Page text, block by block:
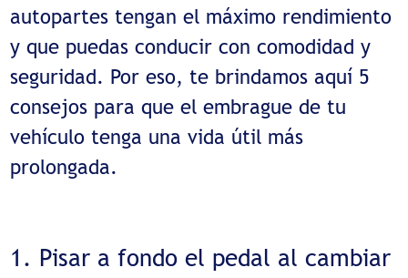
autopartes tengan el máximo rendimiento
y que puedas conducir con comodidad y
seguridad. Por eso, te brindamos aquí 5
consejos para que el embrague de tu
vehículo tenga una vida útil más
prolongada.
1. Pisar a fondo el pedal al cambiar